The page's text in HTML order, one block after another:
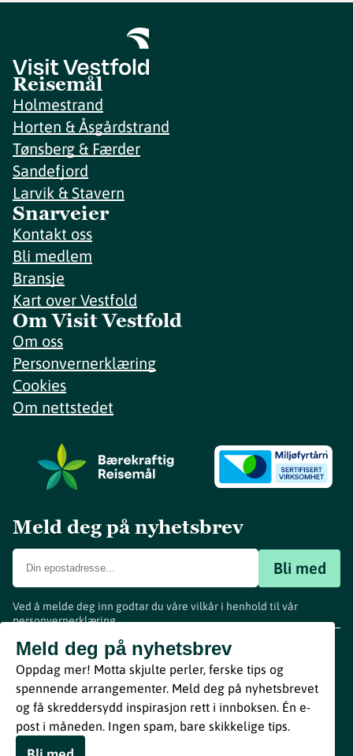
Reisemål
Holmestrand
Horten & Åsgårdstrand
Tønsberg & Færder
Sandefjord
Larvik & Stavern
Snarveier
Kontakt oss
Bli medlem
Bransje
Kart over Vestfold
Om Visit Vestfold
Om oss
Personvernerklæring
Cookies
Om nettstedet
Meld deg på nyhetsbrev
Bli med
Ved å melde deg inn godtar du våre vilkår i henhold til vår
personvernerklæring.
Meld deg på nyhetsbrev
Oppdag mer! Motta skjulte perler, ferske tips og
spennende arrangementer. Meld deg på nyhetsbrevet
og få skreddersydd inspirasjon rett i innboksen. Én e-
post i måneden. Ingen spam, bare skikkelige tips.
www.visitvestfold.com
Turistinformasjon
Vestfold Fylkeskommune
ByBreakfast